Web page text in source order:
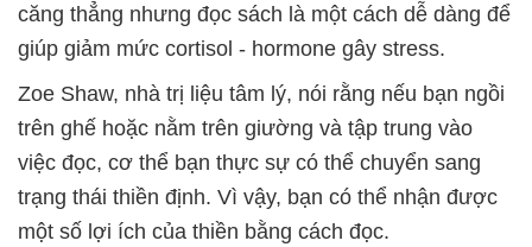
căng thẳng nhưng đọc sách là một cách dễ dàng để
giúp giảm mức cortisol - hormone gây stress.
Zoe Shaw, nhà trị liệu tâm lý, nói rằng nếu bạn ngồi
trên ghế hoặc nằm trên giường và tập trung vào
việc đọc, cơ thể bạn thực sự có thể chuyển sang
trạng thái thiền định. Vì vậy, bạn có thể nhận được
một số lợi ích của thiền bằng cách đọc.